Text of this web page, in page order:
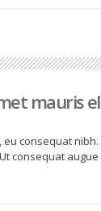
mauris
eu consequat
consequat